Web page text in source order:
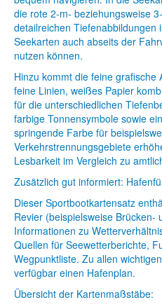
die rote 2-m- beziehungsweise
detailreichen Tiefenabbildungen
Seekarten auch abseits der
nutzen können.
Hinzu kommt die feine
feine Linien, weißes Papier
für die unterschiedlichen
farbige Tonnensymbole sowie
springende Farbe für
Verkehrstrennungsgebiete
Lesbarkeit im Vergleich zu
Zusätzlich gut informiert:
Dieser Sportbootkartensatz
Revier (beispielsweise Brücken-
Informationen zu
Quellen für Seewetterberichte,
Wegpunktliste. Zu allen
verfügbar einen Hafenplan.
Übersicht der Kartenmaßstäbe: